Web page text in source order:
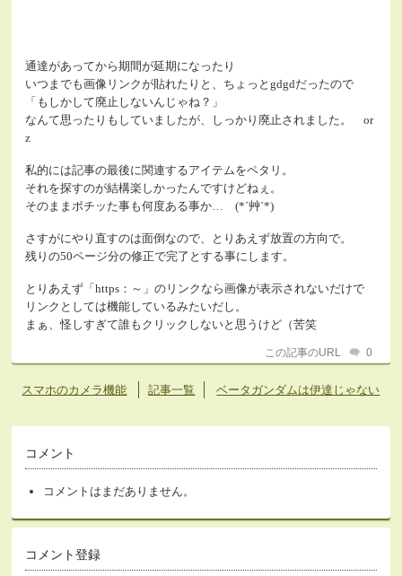
通達があってから期間が延期になったり
いつまでも画像リンクが貼れたりと、ちょっとgdgdだったので
「もしかして廃止しないんじゃね？」
なんて思ったりもしていましたが、しっかり廃止されました。 or
z
私的には記事の最後に関連するアイテムをペタリ。
それを探すのが結構楽しかったんですけどねぇ。
そのままポチッた事も何度ある事か… (*´艸`*)
さすがにやり直すのは面倒なので、とりあえず放置の方向で。
残りの50ページ分の修正で完了とする事にします。
とりあえず「https：～」のリンクなら画像が表示されないだけで
リンクとしては機能しているみたいだし。
まぁ、怪しすぎて誰もクリックしないと思うけど（苦笑
この記事のURL 0
スマホのカメラ機能 記事一覧 ベータガンダムは伊達じゃない
コメント
コメントはまだありません。
コメント登録